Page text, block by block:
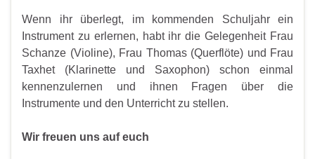
Wenn ihr überlegt, im kommenden Schuljahr ein
Instrument zu erlernen, habt ihr die Gelegenheit Frau
Schanze (Violine), Frau Thomas (Querflöte) und Frau
Taxhet (Klarinette und Saxophon) schon einmal
kennenzulernen und ihnen Fragen über die
Instrumente und den Unterricht zu stellen.
Wir freuen uns auf euch